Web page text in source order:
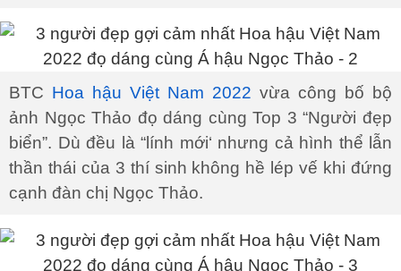
BTC Hoa hậu Việt Nam 2022 vừa công bố bộ
ảnh Ngọc Thảo đọ dáng cùng Top 3 “Người đẹp
biển”. Dù đều là “lính mới‘ nhưng cả hình thể lẫn
thần thái của 3 thí sinh không hề lép vế khi đứng
cạnh đàn chị Ngọc Thảo.